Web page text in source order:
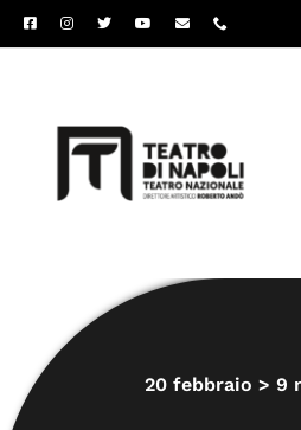
Salta
al
20 febbraio > 9